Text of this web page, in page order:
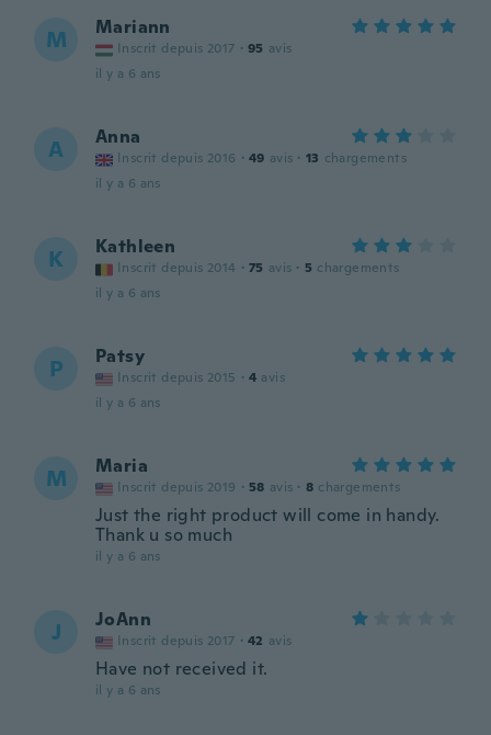
M Mariann
Inscrit depuis 2017 · 95 avis
il y a 6 ans
A Anna
Inscrit depuis 2016 · 49 avis · 13 chargements
il y a 6 ans
K Kathleen
Inscrit depuis 2014 · 75 avis · 5 chargements
il y a 6 ans
P Patsy
Inscrit depuis 2015 · 4 avis
il y a 6 ans
M Maria
Inscrit depuis 2019 · 58 avis · 8 chargements
Just the right product will come in handy.
Thank u so much
il y a 6 ans
J JoAnn
Inscrit depuis 2017 · 42 avis
Have not received it.
il y a 6 ans